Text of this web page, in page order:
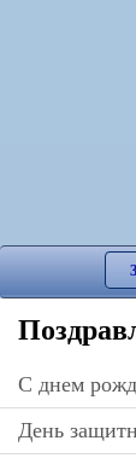
C днем
День